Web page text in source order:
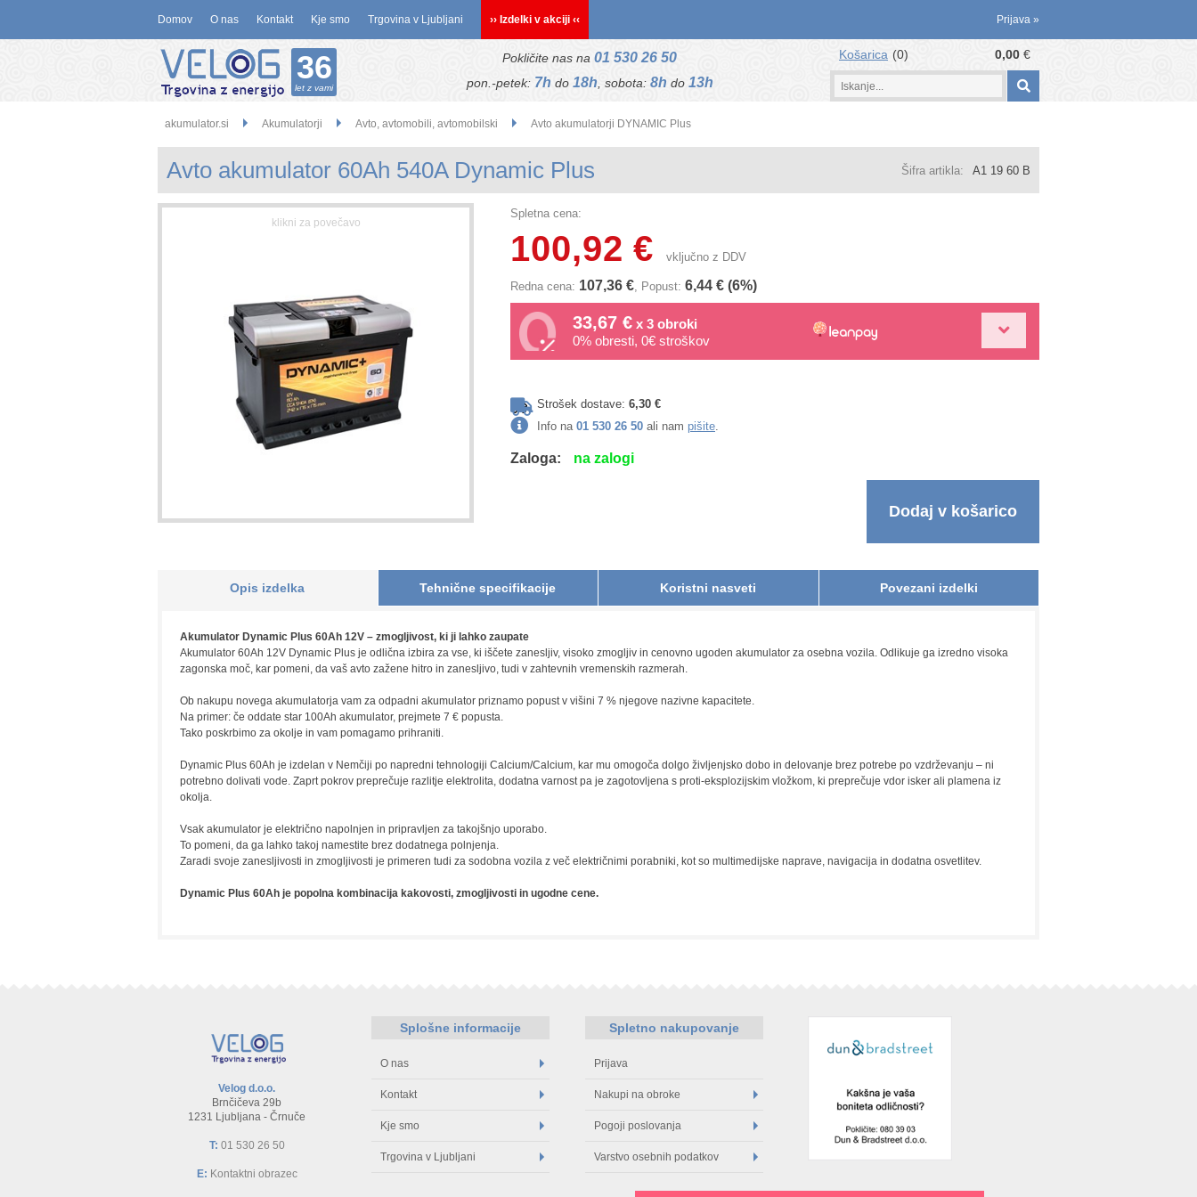
Domov O nas Kontakt Kje smo Trgovina v Ljubljani ›› Izdelki v akciji ‹‹ Prijava »
Košarica 0 0,00 €
36
let z vami
Pokličite nas na 01 530 26 50
pon.-petek: 7h do 18h , sobota: 8h do 13h
akumulator.si Akumulatorji Avto, avtomobili, avtomobilski Avto akumulatorji DYNAMIC Plus
Avto akumulator 60Ah 540A Dynamic Plus
Spletna cena:
100,92 € vključno z DDV
Redna cena: 107,36 €, Popust: 6,44 € (6%)
33,67 € x 3 obroki
0% obresti, 0€ stroškov
Šifra artikla: A1 19 60 B
Strošek dostave: 6,30 €
Info na 01 530 26 50 ali nam pišite.
Zaloga: na zalogi
Dodaj v košarico
Opis izdelka Tehnične specifikacije Koristni nasveti Povezani izdelki
Akumulator Dynamic Plus 60Ah 12V – zmogljivost, ki ji lahko zaupate
Akumulator 60Ah 12V Dynamic Plus je odlična izbira za vse, ki iščete zanesljiv, visoko zmogljiv in cenovno ugoden akumulator za osebna vozila. Odlikuje ga izredno visoka
zagonska moč, kar pomeni, da vaš avto zažene hitro in zanesljivo, tudi v zahtevnih vremenskih razmerah.
Ob nakupu novega akumulatorja vam za odpadni akumulator priznamo popust v višini 7 % njegove nazivne kapacitete.
Na primer: če oddate star 100Ah akumulator, prejmete 7 € popusta.
Tako poskrbimo za okolje in vam pomagamo prihraniti.
Dynamic Plus 60Ah je izdelan v Nemčiji po napredni tehnologiji Calcium/Calcium, kar mu omogoča dolgo življenjsko dobo in delovanje brez potrebe po vzdrževanju – ni
potrebno dolivati vode. Zaprt pokrov preprečuje razlitje elektrolita, dodatna varnost pa je zagotovljena s proti-eksplozijskim vložkom, ki preprečuje vdor isker ali plamena iz
okolja.
Vsak akumulator je električno napolnjen in pripravljen za takojšnjo uporabo.
To pomeni, da ga lahko takoj namestite brez dodatnega polnjenja.
Zaradi svoje zanesljivosti in zmogljivosti je primeren tudi za sodobna vozila z več električnimi porabniki, kot so multimedijske naprave, navigacija in dodatna osvetlitev.
Dynamic Plus 60Ah je popolna kombinacija kakovosti, zmogljivosti in ugodne cene.
Velog d.o.o.
Brnčičeva 29b
1231 Ljubljana - Črnuče
T: 01 530 26 50
E: Kontaktni obrazec
Splošne informacije
O nas
Kontakt
Kje smo
Trgovina v Ljubljani
Spletno nakupovanje
Prijava
Nakupi na obroke
Pogoji poslovanja
Varstvo osebnih podatkov